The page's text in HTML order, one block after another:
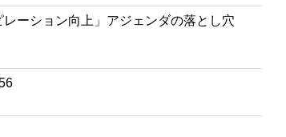
ーション向上」アジェンダの落とし穴